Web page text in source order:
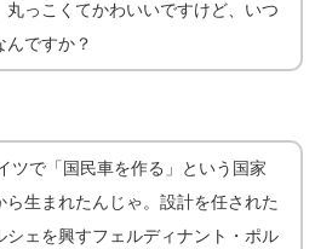
丸っこくてかわいいですけど、いつ
んですか？
ツで「国民車を作る」という国家
ら生まれたんじゃ。設計を任された
シェを興すフェルディナント・ポル